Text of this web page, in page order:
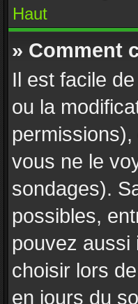
Haut
» Comment
Il est facile
ou la
permissions),
vous ne le
sondages).
possibles,
pouvez aussi
choisir lors
en jours du